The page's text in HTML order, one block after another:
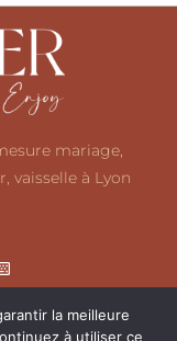
mariage,
vaisselle à Lyon
la meilleure
à utiliser ce